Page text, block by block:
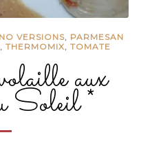
VERSIONS, PARMESAN
,THERMOMIX,TOMATE
aux
Soleil *